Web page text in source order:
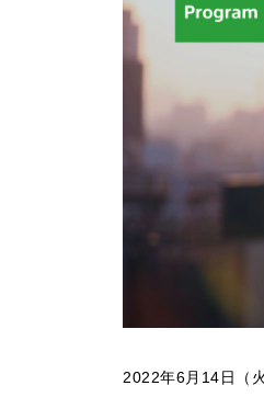
2022年6月14日（